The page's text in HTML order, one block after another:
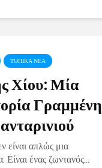
ΤΟΠΙΚΑ ΝΕΑ
Χίου: Μία
Γραμμένη
είναι απλώς μια
Είναι ένας ζωντανός...